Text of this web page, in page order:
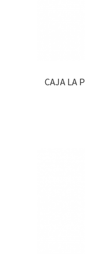
CAJA LA